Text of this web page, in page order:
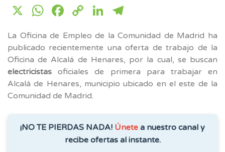
X WhatsApp
Facebook
CopyLinkedIn
La Oficina de Empleo de la Comunidad de Madrid ha
publicado recientemente una oferta de trabajo de la
Oficina de Alcalá de Henares, por la cual, se buscan
electricistas oficiales de primera para trabajar en
Alcalá de Henares, municipio ubicado en el este de la
Comunidad de Madrid.
¡NO TE PIERDAS NADA! Únete a nuestro canal y
recibe ofertas al instante.